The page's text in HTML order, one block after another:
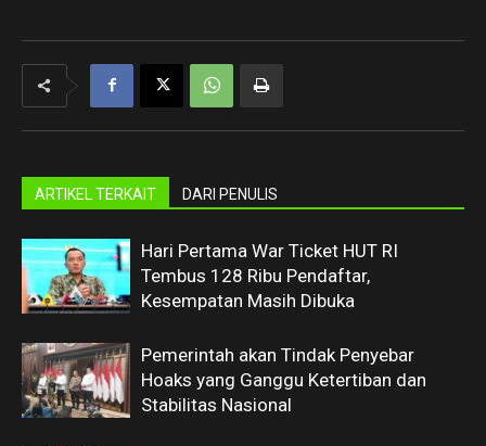
ARTIKEL TERKAIT DARI PENULIS
Hari Pertama War Ticket HUT RI
Tembus 128 Ribu Pendaftar,
Kesempatan Masih Dibuka
Pemerintah akan Tindak Penyebar
Hoaks yang Ganggu Ketertiban dan
Stabilitas Nasional